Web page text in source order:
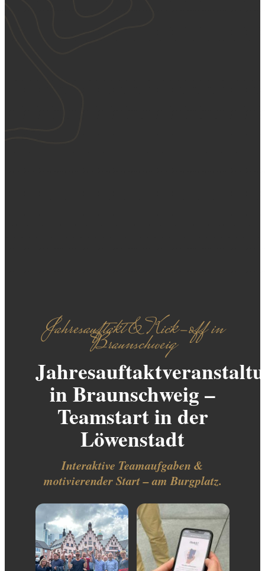
Jahresauftakt & Kick-off in
Braunschweig
in Braunschweig –
Teamstart in der
Löwenstadt
Interaktive Teamaufgaben &
motivierender Start – am Burgplatz.